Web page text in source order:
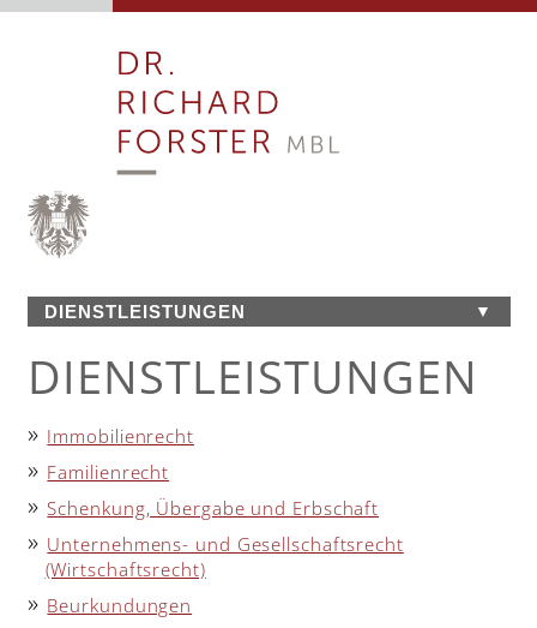
DIENSTLEISTUNGEN ▼
GARANTIERTE RECHTSSICHERHEIT
DIENSTLEISTUNGEN
ANFAHRT
LINKS
DIENST­LEISTUNGEN
Immobilienrecht
Familienrecht
Schenkung, Übergabe und Erbschaft
Unternehmens- und Gesellschaftsrecht
(Wirtschaftsrecht)
Beurkundungen